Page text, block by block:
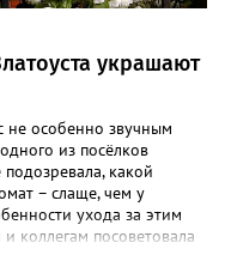
украшают
не особенно звучным
из посёлков
какой
– слаще, чем у
ухода за этим
коллегам посоветовала